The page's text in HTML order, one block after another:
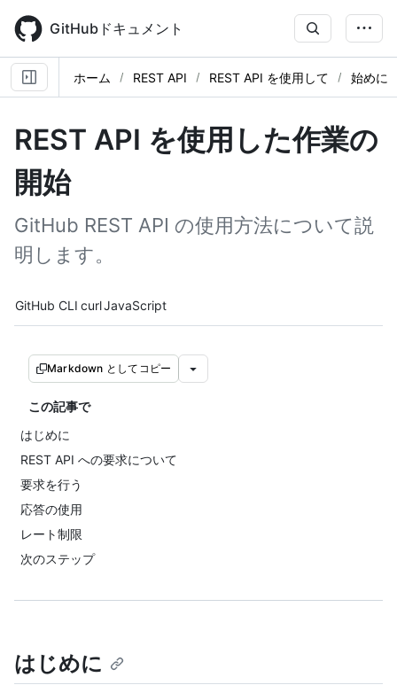
main
content
GitHubドキュメント
ホーム REST API REST API を使用して 始めに
REST API を使用した作業の
開始
GitHub REST API の使用方法について説
明します。
Tool navigation
GitHub CLI curlJavaScript
Markdown としてコピー
この記事で
はじめに
REST API への要求について
要求を行う
応答の使用
レート制限
次のステップ
はじめに